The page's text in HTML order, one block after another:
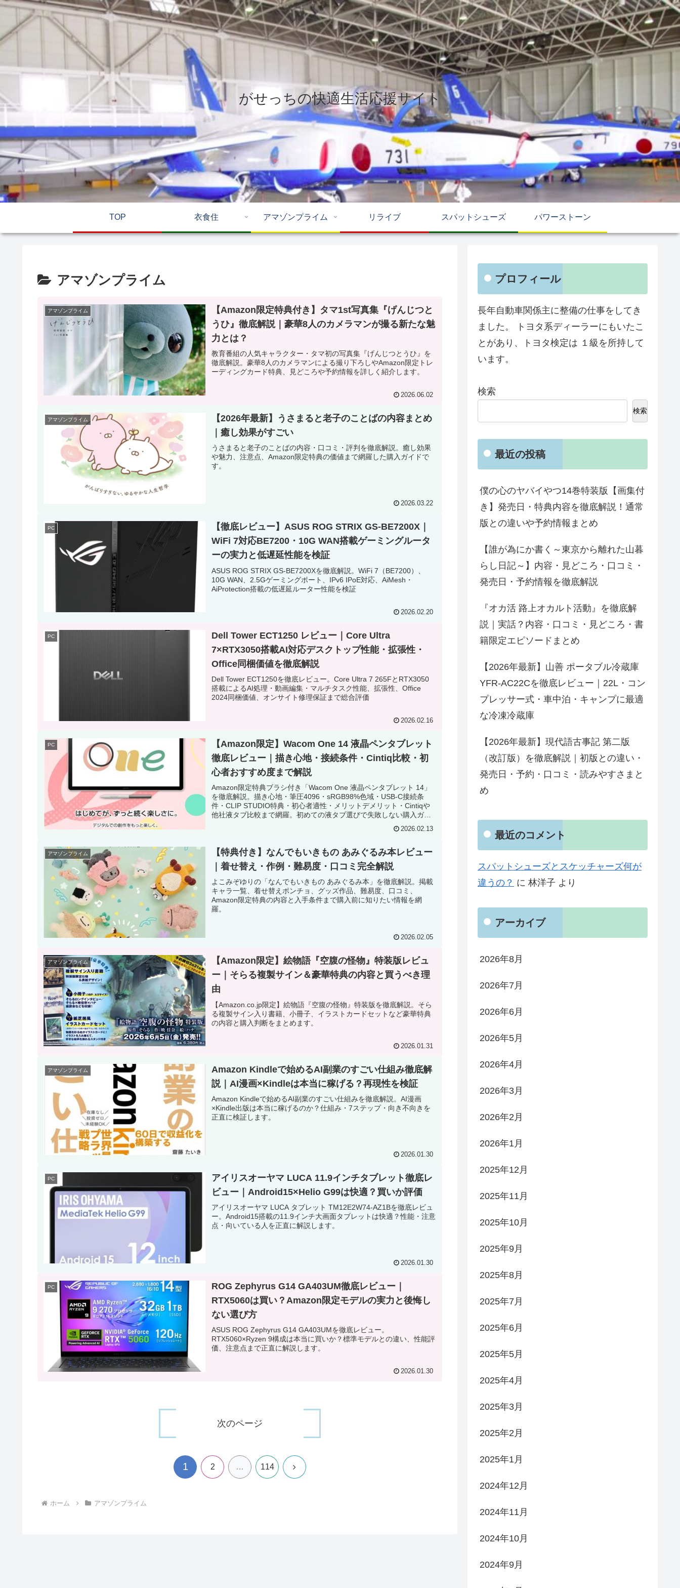
がせっちの快適生活応援サイト
TOP 衣食住 アマゾンプライム リライブ スパットシューズ パワーストーン
アマゾンプライム
アマゾンプライム
【Amazon限定特典付き】タマ1st写真集『げんじつと
うひ』徹底解説｜豪華8人のカメラマンが撮る新たな魅
力とは？
教育番組の人気キャラクター・タマ初の写真集『げんじつとうひ』を
徹底解説。豪華8人のカメラマンによる撮り下ろしやAmazon限定トレ
ーディングカード特典、見どころや予約情報を詳しく紹介します。
2026.06.02
アマゾンプライム
【2026年最新】うさまると老子のことばの内容まとめ
｜癒し効果がすごい
うさまると老子のことばの内容・口コミ・評判を徹底解説。癒し効果
や魅力、注意点、Amazon限定特典の価値まで網羅した購入ガイドで
す。
2026.03.22
PC
【徹底レビュー】ASUS ROG STRIX GS-BE7200X｜
WiFi 7対応BE7200・10G WAN搭載ゲーミングルータ
ーの実力と低遅延性能を検証
ASUS ROG STRIX GS-BE7200Xを徹底解説。WiFi 7（BE7200）、
10G WAN、2.5Gゲーミングポート、IPv6 IPoE対応、AiMesh・
AiProtection搭載の低遅延ルーター性能を検証
2026.02.20
PC
Dell Tower ECT1250 レビュー｜Core Ultra
7×RTX3050搭載AI対応デスクトップ性能・拡張性・
Office同梱価値を徹底解説
Dell Tower ECT1250を徹底レビュー。Core Ultra 7 265FとRTX3050
搭載によるAI処理・動画編集・マルチタスク性能、拡張性、Office
2024同梱価値、オンサイト修理保証まで総合評価
2026.02.16
PC
【Amazon限定】Wacom One 14 液晶ペンタブレット
徹底レビュー｜描き心地・接続条件・Cintiq比較・初
心者おすすめ度まで解説
Amazon限定特典ブラシ付き「Wacom One 液晶ペンタブレット 14」
を徹底解説。描き心地・筆圧4096・sRGB98%色域・USB-C接続条
件・CLIP STUDIO特典・初心者適性・メリットデメリット・Cintiqや
他社液タブ比較まで網羅。初めての液タブ選びで失敗しない購入ガイ
2026.02.13
アマゾンプライム
【特典付き】なんでもいきもの あみぐるみ本レビュー
｜着せ替え・作例・難易度・口コミ完全解説
よこみぞゆりの「なんでもいきもの あみぐるみ本」を徹底解説。掲載
キャラ一覧、着せ替えポンチョ、グッズ作品、難易度、口コミ、
Amazon限定特典の内容と入手条件まで購入前に知りたい情報を網
羅。
2026.02.05
アマゾンプライム
【Amazon限定】絵物語『空腹の怪物』特装版レビュ
ー｜そらる複製サイン＆豪華特典の内容と買うべき理
由
【Amazon.co.jp限定】絵物語『空腹の怪物』特装版を徹底解説。そら
る複製サイン入り書籍、小冊子、イラストカードセットなど豪華特典
の内容と購入判断をまとめます。
2026.01.31
アマゾンプライム
Amazon Kindleで始めるAI副業のすごい仕組み徹底解
説｜AI漫画×Kindleは本当に稼げる？再現性を検証
Amazon Kindleで始めるAI副業のすごい仕組みを徹底解説。AI漫画
×Kindle出版は本当に稼げるのか？仕組み・7ステップ・向き不向きを
正直に検証します。
2026.01.30
PC
アイリスオーヤマ LUCA 11.9インチタブレット徹底レ
ビュー｜Android15×Helio G99は快適？買いか評価
アイリスオーヤマ LUCA タブレット TM12E2W74-AZ1Bを徹底レビュ
ー。Android15搭載の11.9インチ大画面タブレットは快適？性能・注意
点・向いている人を正直に解説します。
2026.01.30
PC
ROG Zephyrus G14 GA403UM徹底レビュー｜
RTX5060は買い？Amazon限定モデルの実力と後悔し
ない選び方
ASUS ROG Zephyrus G14 GA403UMを徹底レビュー。
RTX5060×Ryzen 9構成は本当に買いか？標準モデルとの違い、性能評
価、注意点まで正直に解説します。
2026.01.30
次のページ
1 2 … 114 次
ホーム アマゾンプライム
プロフィール
長年自動車関係主に整備の仕事をしてき
ました。 トヨタ系ディーラーにもいたこ
とがあり、トヨタ検定は １級を所持して
います。
検索
検索
最近の投稿
僕の心のヤバイやつ14巻特装版【画集付
き】発売日・特典内容を徹底解説！通常
版との違いや予約情報まとめ
【誰が為にか書く～東京から離れた山暮
らし日記～】内容・見どころ・口コミ・
発売日・予約情報を徹底解説
『オカ活 路上オカルト活動』を徹底解
説｜実話？内容・口コミ・見どころ・書
籍限定エピソードまとめ
【2026年最新】山善 ポータブル冷蔵庫
YFR-AC22Cを徹底レビュー｜22L・コン
プレッサー式・車中泊・キャンプに最適
な冷凍冷蔵庫
【2026年最新】現代語古事記 第二版
（改訂版）を徹底解説｜初版との違い・
発売日・予約・口コミ・読みやすさまと
め
最近のコメント
スパットシューズとスケッチャーズ何が
違うの？ に 林洋子 より
アーカイブ
2026年8月
2026年7月
2026年6月
2026年5月
2026年4月
2026年3月
2026年2月
2026年1月
2025年12月
2025年11月
2025年10月
2025年9月
2025年8月
2025年7月
2025年6月
2025年5月
2025年4月
2025年3月
2025年2月
2025年1月
2024年12月
2024年11月
2024年10月
2024年9月